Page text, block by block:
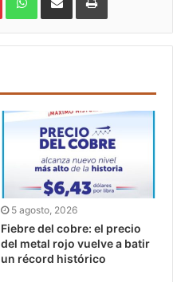
5 agosto, 2026
Fiebre del cobre: el precio
del metal rojo vuelve a batir
un récord histórico